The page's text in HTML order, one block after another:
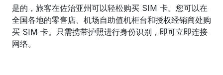
是的，旅客在佐治亚州可以轻松购买 SIM 卡。您可以在
全国各地的零售店、机场自助值机柜台和授权经销商处购
买 SIM 卡。只需携带护照进行身份识别，即可立即连接
网络。